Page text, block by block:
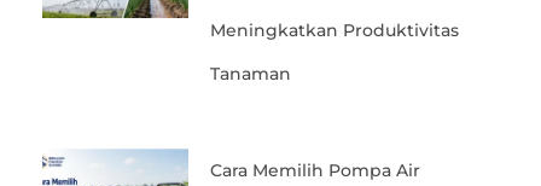
Meningkatkan Produktivitas
Tanaman
Cara Memilih Pompa Air